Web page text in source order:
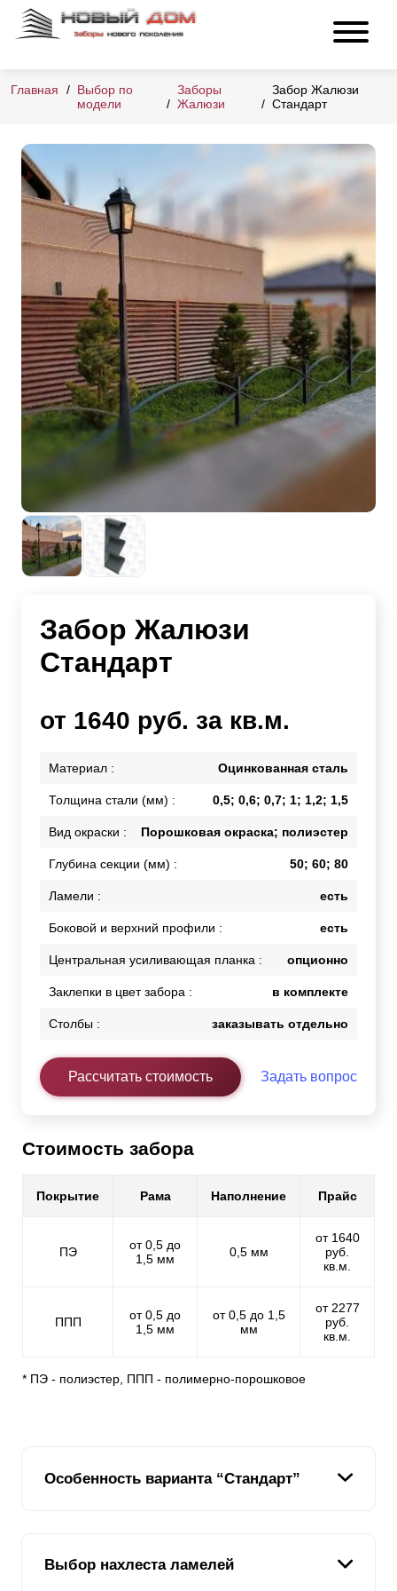
Главная
Выбор по
модели
Заборы
Жалюзи
Забор Жалюзи
Стандарт
Забор Жалюзи
Стандарт
от 1640 руб. за кв.м.
Материал : Оцинкованная сталь
Толщина стали (мм) : 0,5; 0,6; 0,7; 1; 1,2; 1,5
Вид окраски : Порошковая окраска; полиэстер
Глубина секции (мм) : 50; 60; 80
Ламели : есть
Боковой и верхний профили : есть
Центральная усиливающая планка : опционно
Заклепки в цвет забора : в комплекте
Столбы : заказывать отдельно
Рассчитать стоимость Задать вопрос
Стоимость забора
Покрытие Рама Наполнение Прайс
ПЭ
от 0,5 до
1,5 мм
0,5 мм
от 1640
руб.
кв.м.
ППП
от 0,5 до
1,5 мм
от 0,5 до 1,5
мм
от 2277
руб.
кв.м.
* ПЭ - полиэстер, ППП - полимерно-порошковое
Особенность варианта “Стандарт”
Вариант “Стандарт” занимает базовую позицию в
линейке наших заборов. Дизайн этого варианта
Выбор нахлеста ламелей